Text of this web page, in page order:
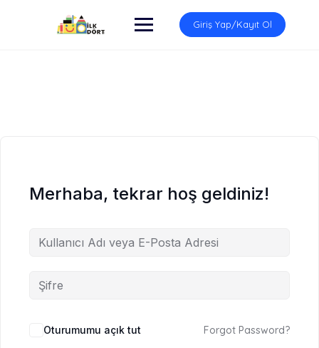
Giriş Yap/Kayıt Ol
Merhaba, tekrar hoş geldiniz!
Oturumumu açık tut Forgot Password?